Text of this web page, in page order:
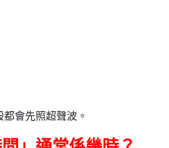
會先照超聲波。